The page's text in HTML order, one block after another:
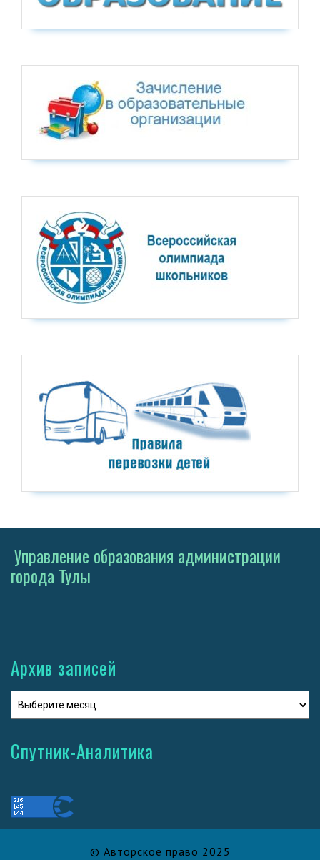
Управление образования администрации
города Тулы
Архив записей
Спутник-Аналитика
© Авторское право 2025